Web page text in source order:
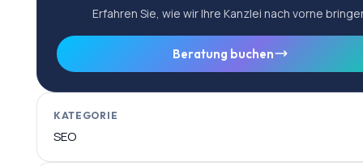
Erfahren Sie, wie wir Ihre Kanzlei nach vorne
Beratung buchen
KATEGORIE
SEO